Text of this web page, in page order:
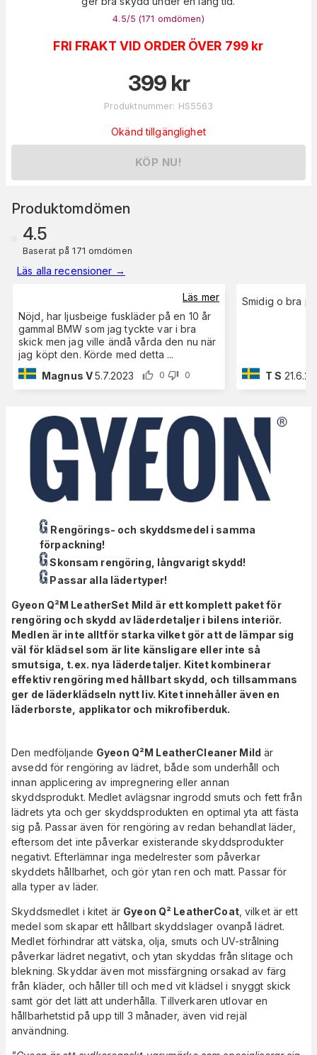
4.5/5 (171 omdömen)
FRI FRAKT VID ORDER ÖVER 799 kr
399 kr
Produktnummer: HS5563
Okänd tillgänglighet
KÖP NU!
Produktomdömen
4.5
Baserat på 171 omdömen
Läs alla recensioner →
Läs mer
Nöjd, har ljusbeige fuskläder på en 10 år
gammal BMW som jag tyckte var i bra
skick men jag ville ändå vårda den nu när
jag köpt den. Körde med detta ...
Magnus V5.7.2023 0 0
Smidig o bra
T S
Rengörings- och skyddsmedel i samma
förpackning!
Skonsam rengöring, långvarigt skydd!
Passar alla lädertyper!
Gyeon Q²M LeatherSet Mild är ett komplett paket för
rengöring och skydd av läderdetaljer i bilens interiör.
Medlen är inte alltför starka vilket gör att de lämpar sig
väl för klädsel som är lite känsligare eller inte så
smutsiga, t.ex. nya läderdetaljer. Kitet kombinerar
effektiv rengöring med hållbart skydd, och tillsammans
ger de läderklädseln nytt liv. Kitet innehåller även en
läderborste, applikator och mikrofiberduk.
Den medföljande Gyeon Q²M LeatherCleaner Mild är
avsedd för rengöring av lädret, både som underhåll och
innan applicering av impregnering eller annan
skyddsprodukt. Medlet avlägsnar ingrodd smuts och fett från
lädrets yta och ger skyddsprodukten en optimal yta att fästa
sig på. Passar även för rengöring av redan behandlat läder,
eftersom det inte påverkar existerande skyddsprodukter
negativt. Efterlämnar inga medelrester som påverkar
skyddets hållbarhet, och gör ytan ren och matt. Passar för
alla typer av läder.
Skyddsmedlet i kitet är Gyeon Q² LeatherCoat, vilket är ett
medel som skapar ett hållbart skyddslager ovanpå lädret.
Medlet förhindrar att vätska, olja, smuts och UV-strålning
påverkar lädret negativt, och ytan skyddas från slitage och
blekning. Skyddar även mot missfärgning orsakad av färg
från kläder, och håller till och med vit klädsel i snyggt skick
samt gör det lätt att underhålla. Tillverkaren utlovar en
hållbarhetstid på upp till 3 månader, även vid rejäl
användning.